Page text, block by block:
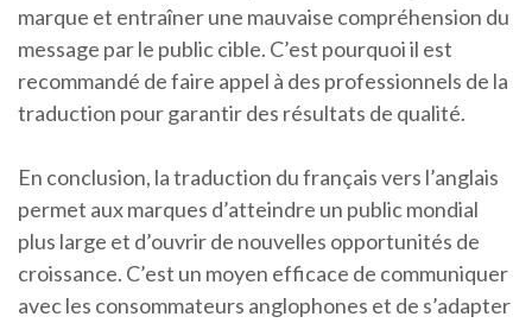
marque et entraîner une mauvaise compréhension du
message par le public cible. C’est pourquoi il est
recommandé de faire appel à des professionnels de la
traduction pour garantir des résultats de qualité.
En conclusion, la traduction du français vers l’anglais
permet aux marques d’atteindre un public mondial
plus large et d’ouvrir de nouvelles opportunités de
croissance. C’est un moyen efficace de communiquer
avec les consommateurs anglophones et de s’adapter